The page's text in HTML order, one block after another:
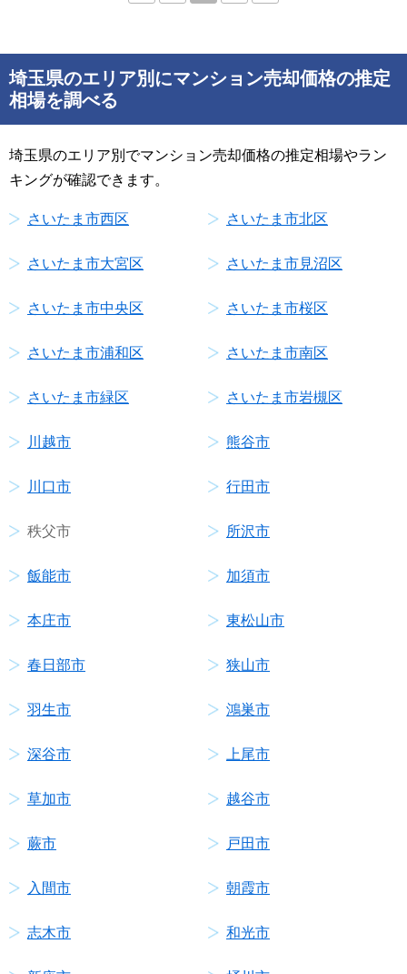
埼玉県のエリア別にマンション売却価格の推定
相場を調べる
埼玉県のエリア別でマンション売却価格の推定相場やラン
キングが確認できます。
さいたま市西区 さいたま市北区
さいたま市大宮区 さいたま市見沼区
さいたま市中央区 さいたま市桜区
さいたま市浦和区 さいたま市南区
さいたま市緑区 さいたま市岩槻区
川越市 熊谷市
川口市 行田市
秩父市 所沢市
飯能市 加須市
本庄市 東松山市
春日部市 狭山市
羽生市 鴻巣市
深谷市 上尾市
草加市 越谷市
蕨市 戸田市
入間市 朝霞市
志木市 和光市